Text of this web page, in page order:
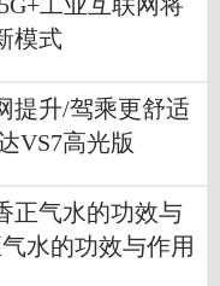
工业互联网将
模式
提升/驾乘更舒适
VS7高光版
正气水的功效与
水的功效与作用